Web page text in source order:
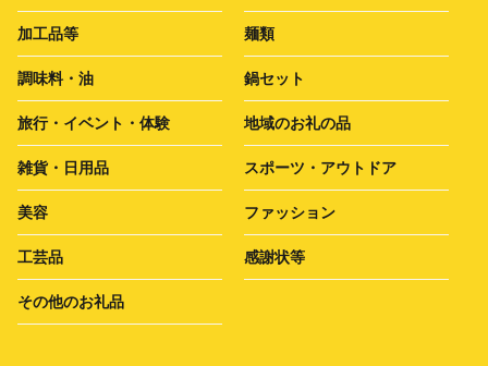
加工品等 麺類
調味料・油 鍋セット
旅行・イベント・体験 地域のお礼の品
雑貨・日用品 スポーツ・アウトドア
美容 ファッション
工芸品 感謝状等
その他のお礼品